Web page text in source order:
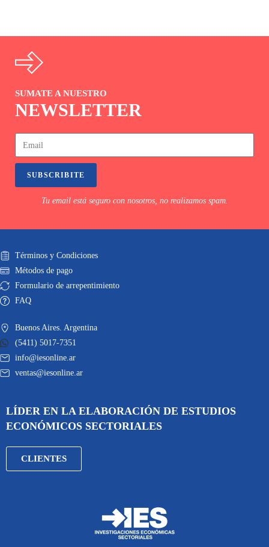
SUMATE A NUESTRO
NEWSLETTER
SUBSCRIBITE
Tu email está seguro con nosotros, no realizamos spam.
Términos y Condiciones
Métodos de pago
Formulario de arrepentimiento
FAQ
Buenos Aires. Argentina
(5411) 5017-7351
info@iesonline.ar
ventas@iesonline.ar
LÍDER EN LA ELABORACIÓN DE ESTUDIOS
ECONÓMICOS SECTORIALES
CLIENTES